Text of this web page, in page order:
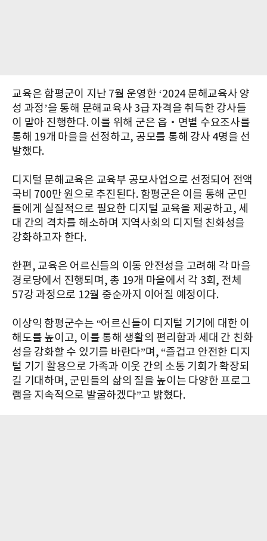
교육은 함평군이 지난 7월 운영한 ‘2024 문해교육사 양
성 과정’을 통해 문해교육사 3급 자격을 취득한 강사들
이 맡아 진행한다. 이를 위해 군은 읍‧면별 수요조사를
통해 19개 마을을 선정하고, 공모를 통해 강사 4명을 선
발했다.
디지털 문해교육은 교육부 공모사업으로 선정되어 전액
국비 700만 원으로 추진된다. 함평군은 이를 통해 군민
들에게 실질적으로 필요한 디지털 교육을 제공하고, 세
대 간의 격차를 해소하며 지역사회의 디지털 친화성을
강화하고자 한다.
한편, 교육은 어르신들의 이동 안전성을 고려해 각 마을
경로당에서 진행되며, 총 19개 마을에서 각 3회, 전체
57강 과정으로 12월 중순까지 이어질 예정이다.
이상익 함평군수는 “어르신들이 디지털 기기에 대한 이
해도를 높이고, 이를 통해 생활의 편리함과 세대 간 친화
성을 강화할 수 있기를 바란다”며, “즐겁고 안전한 디지
털 기기 활용으로 가족과 이웃 간의 소통 기회가 확장되
길 기대하며, 군민들의 삶의 질을 높이는 다양한 프로그
램을 지속적으로 발굴하겠다”고 밝혔다.